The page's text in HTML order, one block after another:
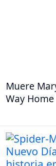
Muere
Way Home